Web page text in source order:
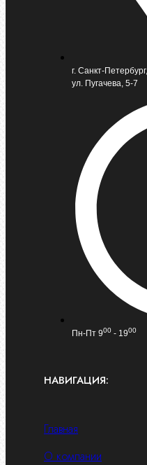
г. Санкт-Петербург,
ул. Пугачева, 5-7
Пн-Пт 900 - 1900
НАВИГАЦИЯ:
Главная
О компании